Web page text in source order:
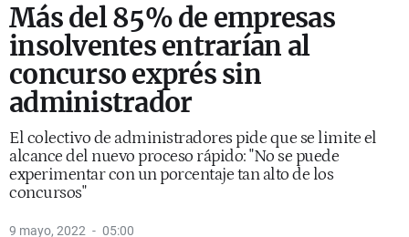
Más del 85% de empresas
insolventes entrarían al
concurso exprés sin
administrador
El colectivo de administradores pide que se limite el
alcance del nuevo proceso rápido: "No se puede
experimentar con un porcentaje tan alto de los
concursos"
9 mayo, 2022 05:00